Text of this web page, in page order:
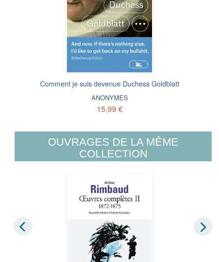
Comment je suis devenue Duchess Goldblatt
ANONYMES
15,99 €
OUVRAGES DE LA MÊME
COLLECTION